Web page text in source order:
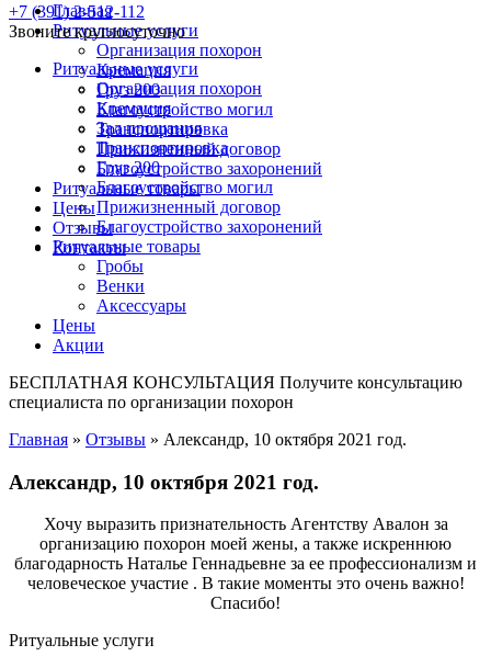
Главная
Ритуальные услуги
Организация похорон
Кремация
Груз 200
Благоустройство могил
Транспортировка
Прижизненный договор
Благоустройство захоронений
Ритуальные товары
Цены
Отзывы
Контакты
+7 (391) 2-512-112
Звоните круглосуточно
Ритуальные услуги
Организация похорон
Кремация
Зал прощания
Транспортировка
Груз 200
Благоустройство могил
Прижизненный договор
Благоустройство захоронений
Ритуальные товары
Гробы
Венки
Аксессуары
Цены
Акции
БЕСПЛАТНАЯ КОНСУЛЬТАЦИЯ Получите консультацию
специалиста по организации похорон
Главная » Отзывы » Александр, 10 октября 2021 год.
Александр, 10 октября 2021 год.
Хочу выразить признательность Агентству Авалон за
организацию похорон моей жены, а также искреннюю
благодарность Наталье Геннадьевне за ее профессионализм и
человеческое участие . В такие моменты это очень важно!
Спасибо!
Ритуальные услуги